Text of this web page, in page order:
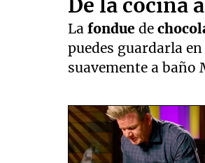
De la cocina
Lafonduede
puedes guardarla
suavemente a baño